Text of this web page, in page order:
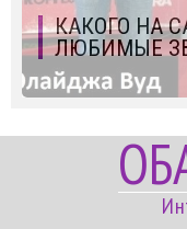
КАКОГО НА
ЛЮБИМЫЕ